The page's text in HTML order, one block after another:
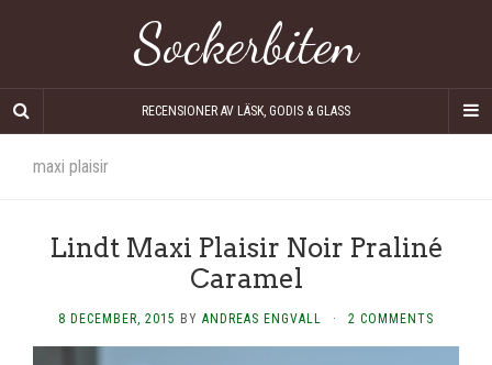
Sockerbiten
RECENSIONER AV LÄSK, GODIS & GLASS
maxi plaisir
Lindt Maxi Plaisir Noir Praliné
Caramel
8 DECEMBER, 2015 BY ANDREAS ENGVALL · 2 COMMENTS